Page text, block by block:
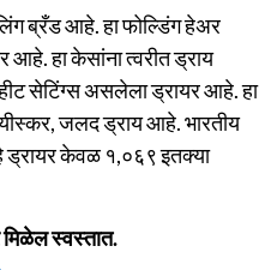
ब्रँड आहे. हा फोल्डिंग हेअर
हा केसांना त्वरीत ड्राय
सेटिंग्स असलेला ड्रायर आहे. हा
जलद ड्राय आहे. भारतीय
ड्रायर केवळ १,०६९ इतक्या
स्वस्तात.